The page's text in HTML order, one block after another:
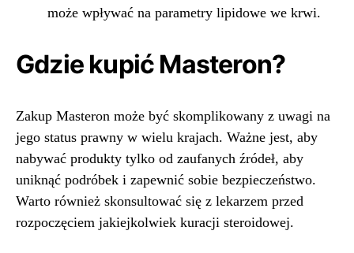
może wpływać na parametry lipidowe we krwi.
Gdzie kupić Masteron?
Zakup Masteron może być skomplikowany z uwagi na
jego status prawny w wielu krajach. Ważne jest, aby
nabywać produkty tylko od zaufanych źródeł, aby
uniknąć podróbek i zapewnić sobie bezpieczeństwo.
Warto również skonsultować się z lekarzem przed
rozpoczęciem jakiejkolwiek kuracji steroidowej.